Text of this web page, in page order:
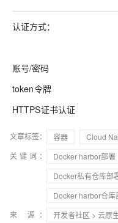
认证方式：
账号/密码
token令牌
HTTPS证书认证
文章标签： 容器 Cloud
关键词：
Docker harbor部署
Docker私有仓库部
Docker harbor仓库
来 源：
开发者社区 > 云原